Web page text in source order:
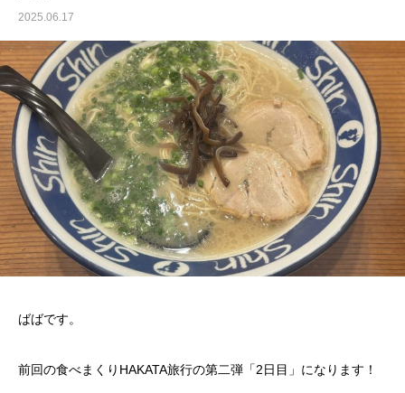
2025.06.17
ばばです。
前回の食べまくりHAKATA旅行の第二弾「2日目」になります！